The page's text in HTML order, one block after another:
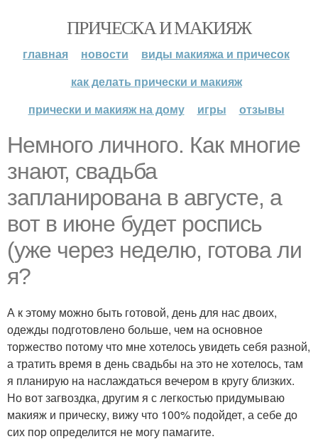
ПРИЧЕСКА И МАКИЯЖ
главная новости
виды макияжа и причесок
как делать прически и макияж
прически и макияж на дому
игры отзывы
Немного личного. Как многие
знают, свадьба
запланирована в августе, а
вот в июне будет роспись
(уже через неделю, готова ли
я?
А к этому можно быть готовой, день для нас двоих,
одежды подготовлено больше, чем на основное
торжество потому что мне хотелось увидеть себя разной,
а тратить время в день свадьбы на это не хотелось, там
я планирую на наслаждаться вечером в кругу близких.
Но вот загвоздка, другим я с легкостью придумываю
макияж и прическу, вижу что 100% подойдет, а себе до
сих пор определится не могу памагите.